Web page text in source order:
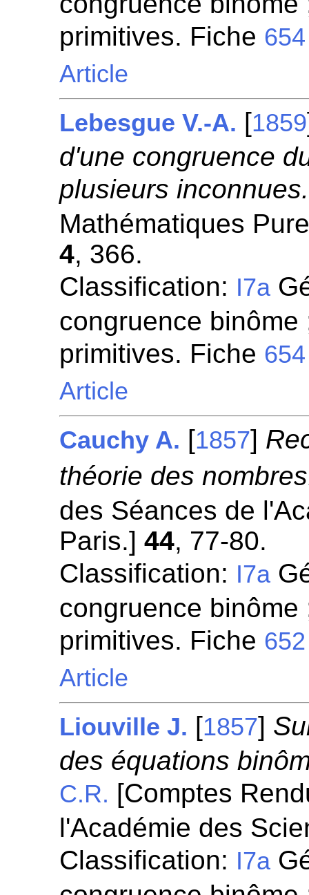
primitives. Fiche 654
Article
Lebesgue V.-A. [1859
d'une congruence
plusieurs inconnues.
Mathématiques
4, 366.
Classification: I7a
congruence
primitives. Fiche 654
Article
Cauchy A. [1857]
théorie des
des Séances de
Paris.]44, 77-80.
Classification: I7a
congruence
primitives. Fiche 652
Article
Liouville J. [1857]
des équations
C.R. [Comptes
l'Académie des
Classification: I7a